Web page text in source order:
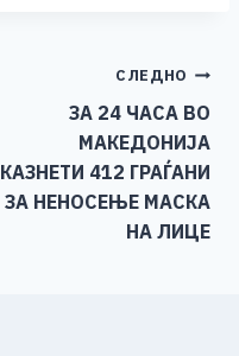
Li
n
k
СЛЕДНО
ЗА 24 ЧАСА ВО
МАКЕДОНИЈА
КАЗНЕТИ 412 ГРАЃАНИ
ЗА НЕНОСЕЊЕ МАСКА
НА ЛИЦЕ